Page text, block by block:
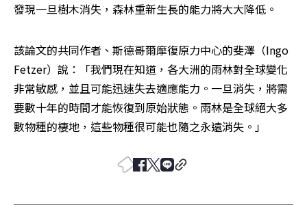
發現一旦樹木消失，森林重新生長的能力將大大降低。
該論文的共同作者、斯德哥爾摩復原力中心的斐澤（Ingo
Fetzer）說：「我們現在知道，各大洲的雨林對全球變化
非常敏感，並且可能迅速失去適應能力。一旦消失，將需
要數十年的時間才能恢復到原始狀態。雨林是全球絕大多
數物種的棲地，這些物種很可能也隨之永遠消失。」